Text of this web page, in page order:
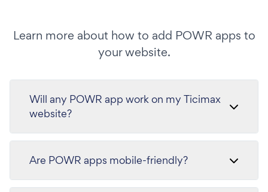
Learn more about how to add POWR apps to
your website.
Will any POWR app work on my Ticimax
website?
Are POWR apps mobile-friendly?